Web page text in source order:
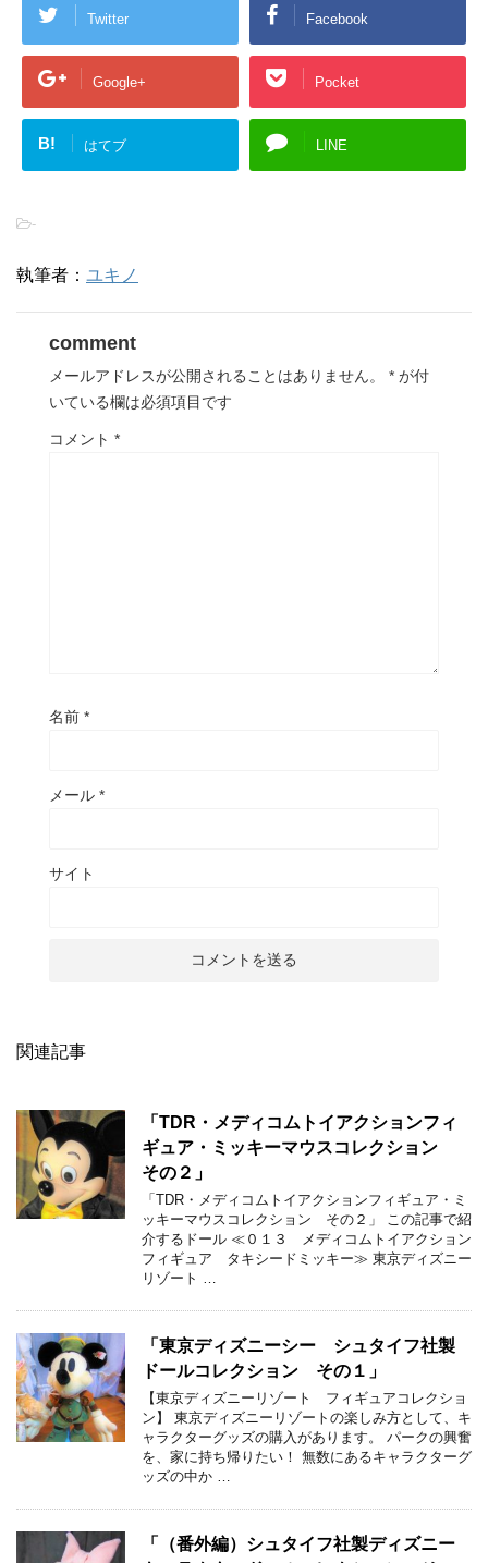
Twitter Facebook
Google+ Pocket
B! はてブ LINE
-
執筆者： ユキノ
comment
メールアドレスが公開されることはありません。 * が付
いている欄は必須項目です
コメント *
名前 *
メール *
サイト
関連記事
「TDR・メディコムトイアクションフィ
ギュア・ミッキーマウスコレクション
その２」
「TDR・メディコムトイアクションフィギュア・ミ
ッキーマウスコレクション その２」 この記事で紹
介するドール ≪０１３ メディコムトイアクション
フィギュア タキシードミッキー≫ 東京ディズニー
リゾート …
「東京ディズニーシー シュタイフ社製
ドールコレクション その１」
【東京ディズニーリゾート フィギュアコレクショ
ン】 東京ディズニーリゾートの楽しみ方として、キ
ャラクターグッズの購入があります。 パークの興奮
を、家に持ち帰りたい！ 無数にあるキャラクターグ
ッズの中か …
「（番外編）シュタイフ社製ディズニー